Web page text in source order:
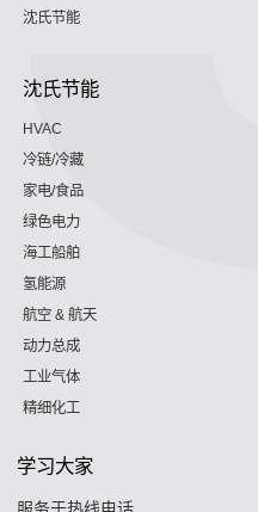
沈氏节能
沈氏节能
HVAC
冷链/冷藏
家电/食品
绿色电力
海工船舶
氢能源
航空 & 航天
动力总成
工业气体
精细化工
学习大家